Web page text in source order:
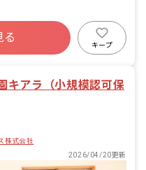
る
キープ
キアラ（小規模認可保
株式会社
2026/04/20更新